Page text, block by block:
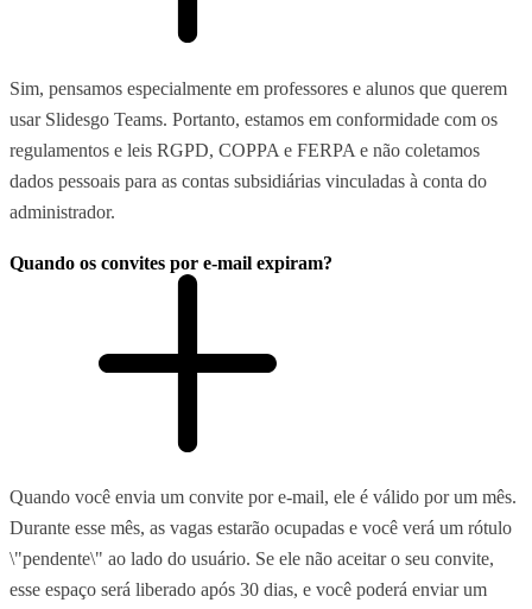
Sim, pensamos especialmente em professores e alunos que querem
usar Slidesgo Teams. Portanto, estamos em conformidade com os
regulamentos e leis RGPD, COPPA e FERPA e não coletamos
dados pessoais para as contas subsidiárias vinculadas à conta do
administrador.
Quando os convites por e-mail expiram?
Quando você envia um convite por e-mail, ele é válido por um mês.
Durante esse mês, as vagas estarão ocupadas e você verá um rótulo
\"pendente\" ao lado do usuário. Se ele não aceitar o seu convite,
esse espaço será liberado após 30 dias, e você poderá enviar um